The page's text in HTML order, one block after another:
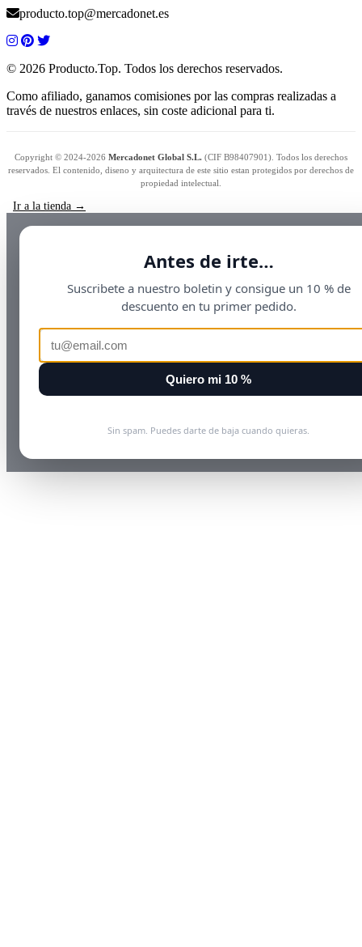
producto.top@mercadonet.es
© 2026 Producto.Top. Todos los derechos reservados.
Como afiliado, ganamos comisiones por las compras realizadas a
través de nuestros enlaces, sin coste adicional para ti.
Copyright © 2024-2026 Mercadonet Global S.L. (CIF B98407901). Todos los derechos
reservados. El contenido, diseno y arquitectura de este sitio estan protegidos por derechos de
propiedad intelectual.
Ir a la tienda →
Antes de irte…
Suscribete a nuestro boletin y consigue un 10 % de
descuento en tu primer pedido.
Quiero mi 10 %
Sin spam. Puedes darte de baja cuando quieras.